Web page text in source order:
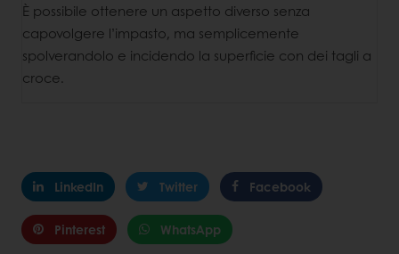
È possibile ottenere un aspetto diverso senza
capovolgere l’impasto, ma semplicemente
spolverandolo e incidendo la superficie con dei tagli a
croce.
LinkedIn Twitter Facebook
Pinterest WhatsApp